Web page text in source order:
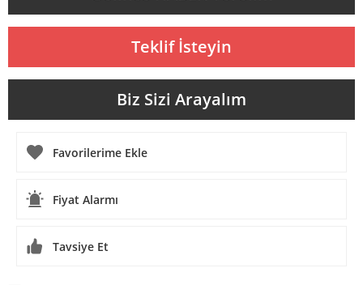
Teklif İsteyin
Biz Sizi Arayalım
Fiyat Alarmı
Tavsiye Et